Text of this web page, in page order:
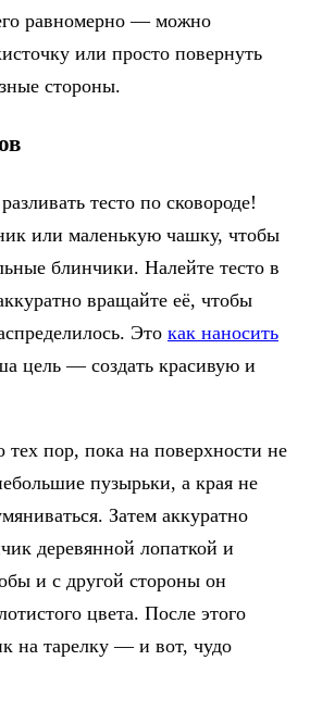
равномерно — можно
или просто повернуть
стороны.
тесто по сковороде!
или маленькую чашку, чтобы
блинчики. Налейте тесто в
вращайте её, чтобы
Это как наносить
цель — создать красивую и
пор, пока на поверхности не
пузырьки, а края не
Затем аккуратно
деревянной лопаткой и
и с другой стороны он
цвета. После этого
на тарелку — и вот, чудо